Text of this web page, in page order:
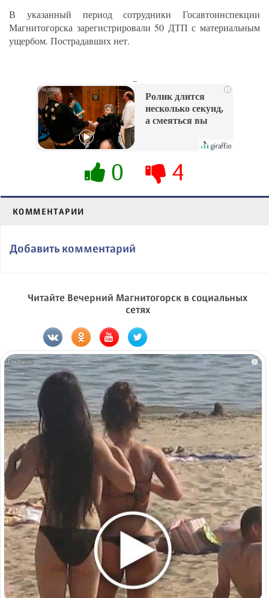
В указанный период сотрудники Госавтоинспекции
Магнитогорска зарегистрировали 50 ДТП с материальным
ущербом. Пострадавших нет.
i
Ролик длится
несколько секунд,
а смеяться вы
0 4
КОММЕНТАРИИ
Добавить комментарий
Читайте Вечерний Магнитогорск в социальных
сетях
i